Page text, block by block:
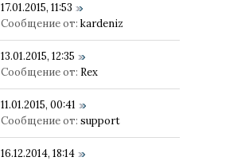
17.01.2015, 11:53
Сообщение от: kardeniz
13.01.2015, 12:35
Сообщение от: Rex
11.01.2015, 00:41
Сообщение от: support
16.12.2014, 18:14